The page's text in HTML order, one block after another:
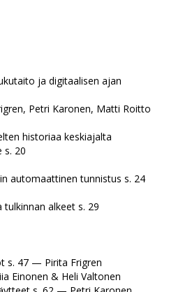
ja digitaalisen ajan
Petri Karonen, Matti Roitto
historiaa keskiajalta
s. 20
automaattinen tunnistus s. 24
alkeet s. 29
s. 47 — Pirita Frigren
Einonen & Heli Valtonen